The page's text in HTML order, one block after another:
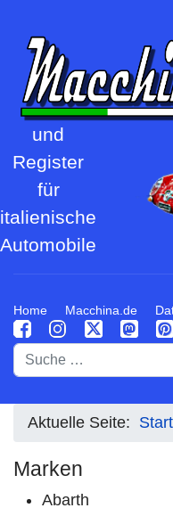
und
Register
für
italienische
Automobile
Home Macchina.de
Suchen
Aktuelle Seite:
Marken
Abarth